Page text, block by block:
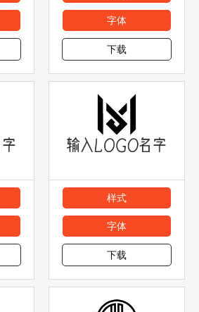
字体
下载
样式
字体
下载